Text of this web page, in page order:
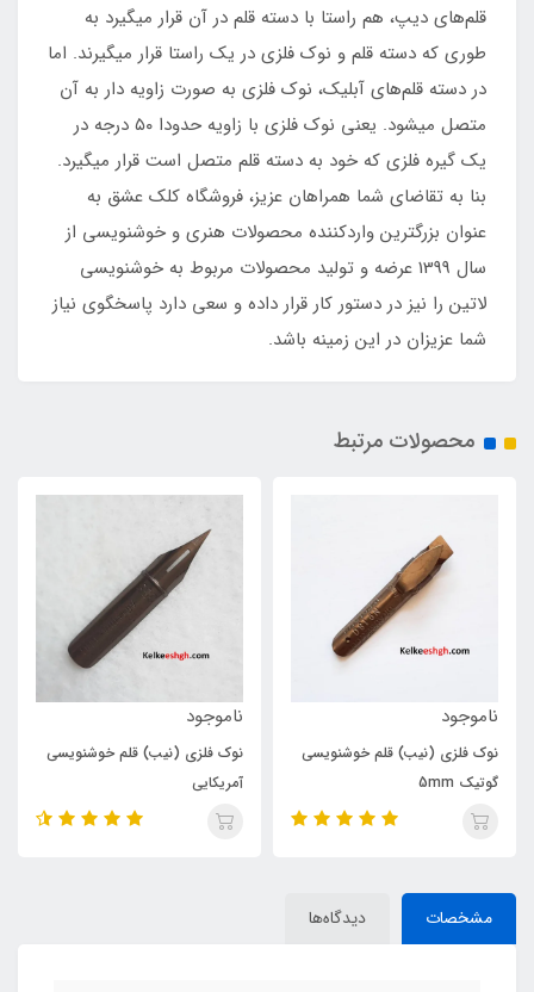
قلم‌های دیپ، هم راستا با دسته قلم در آن قرار میگیرد به
طوری که دسته قلم و نوک فلزی در یک راستا قرار میگیرند. اما
در دسته قلم‌های آبلیک، نوک فلزی به صورت زاویه دار به آن
متصل میشود. یعنی نوک فلزی با زاویه حدودا ۵۰ درجه در
یک گیره فلزی که خود به دسته قلم متصل است قرار میگیرد.
بنا به تقاضای شما همراهان عزیز، فروشگاه کلک عشق به
عنوان بزرگترین واردکننده محصولات هنری و خوشنویسی از
سال 1399 عرضه و تولید محصولات مربوط به خوشنویسی
لاتین را نیز در دستور کار قرار داده و سعی دارد پاسخگوی نیاز
شما عزیزان در این زمینه باشد.
محصولات مرتبط
ناموجود
نوک فلزی (نیب) قلم خوشنویسی
گوتیک 5mm
ناموجود
نوک فلزی (نیب) قلم خوشنویسی
آمریکایی
مشخصات دیدگاه‌ها